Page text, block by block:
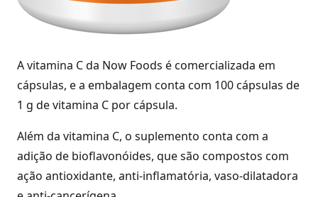
A vitamina C da Now Foods é comercializada em
cápsulas, e a embalagem conta com 100 cápsulas de
1 g de vitamina C por cápsula.
Além da vitamina C, o suplemento conta com a
adição de bioflavonóides, que são compostos com
ação antioxidante, anti-inflamatória, vaso-dilatadora